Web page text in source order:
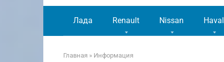
Лада Renault Nissan Haval
Главная » Информация